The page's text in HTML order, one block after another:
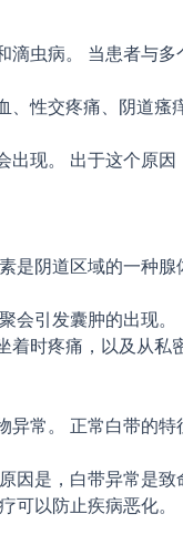
虫病。 当患者与
性交疼痛、阴道瘙
现。 出于这个原
是阴道区域的一种
会引发囊肿的出现。
时疼痛，以及从私
常。 正常白带的
是，白带异常是致
可以防止疾病恶化。